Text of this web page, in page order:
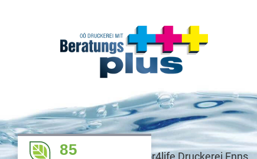
© 2009 – 2026 color4life Druckerei Enns
85